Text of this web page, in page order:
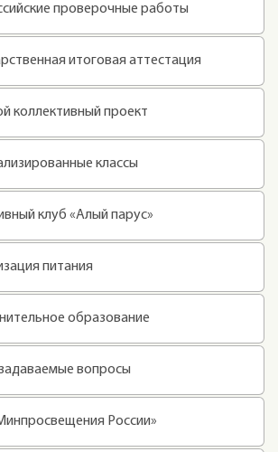
проверочные работы
итоговая аттестация
коллективный проект
классы
клуб «Алый парус»
питания
образование
вопросы
России»